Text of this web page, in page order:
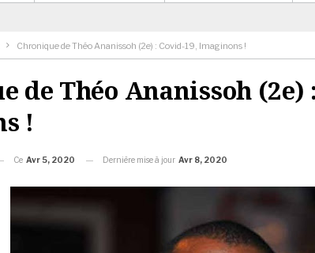
Chronique de Théo Ananissoh (2e) : Covid-19, Imaginons !
de Théo Ananissoh (2e)
!
Ce Avr 5, 2020 Dernière mise à jour Avr 8, 2020